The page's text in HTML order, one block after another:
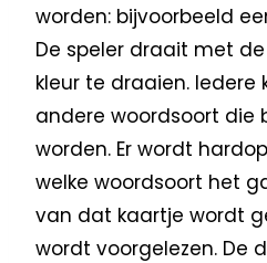
worden: bijvoorbeeld
De speler draait met
kleur te draaien. Iedere
andere woordsoort die
worden. Er wordt
welke woordsoort het
van dat kaartje wordt
wordt voorgelezen. De